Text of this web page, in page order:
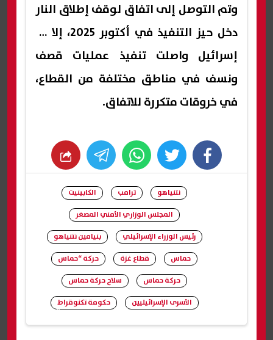
وتم التوصل إلى اتفاق لوقف إطلاق النار
دخل حيز التنفيذ في أكتوبر 2025، إلا أن
إسرائيل واصلت تنفيذ عمليات قصف
ونسف في مناطق مختلفة من القطاع،
في خروقات متكررة للاتفاق.
facebook
twitter
whats
شارك
نتنياهو ترامب
الكابينيت
المجلس الوزاري الأمني المصغر
رئيس الوزراء الإسرائيلي
بنيامين نتنياهو
حماس
قطاع غزة
حركة “حماس
حركة حماس
سلاح حركة حماس
الأسرى الإسرائيليين
حكومة تكنوقراط